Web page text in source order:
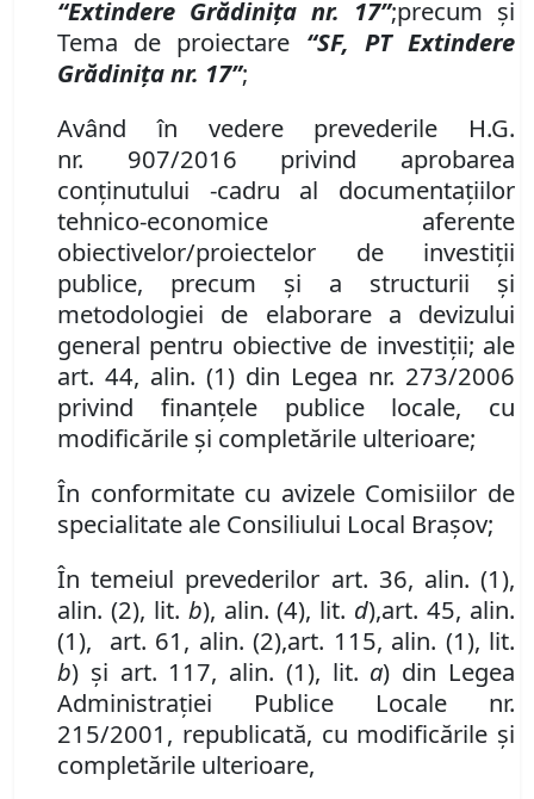
“Extindere Grădiniţa nr. 17”;precum şi
Tema de proiectare “SF, PT Extindere
Grădiniţa nr. 17”;
Având în vedere prevederile H.G.
nr. 907/2016 privind aprobarea
conţinutului -cadru al documentaţiilor
tehnico-economice aferente
obiectivelor/proiectelor de investiţii
publice, precum şi a structurii şi
metodologiei de elaborare a devizului
general pentru obiective de investiţii; ale
art. 44, alin. (1) din Legea nr. 273/2006
privind finanţele publice locale, cu
modificările şi completările ulterioare;
În conformitate cu avizele Comisiilor de
specialitate ale Consiliului Local Brașov;
În temeiul prevederilor art. 36, alin. (1),
alin. (2), lit. b), alin. (4), lit. d),art. 45, alin.
(1),
art. 61, alin. (2),art. 115, alin. (1), lit.
b) şi art. 117, alin. (1), lit. a) din Legea
Administraţiei Publice Locale nr.
215/2001, republicată, cu modificările și
completările ulterioare,